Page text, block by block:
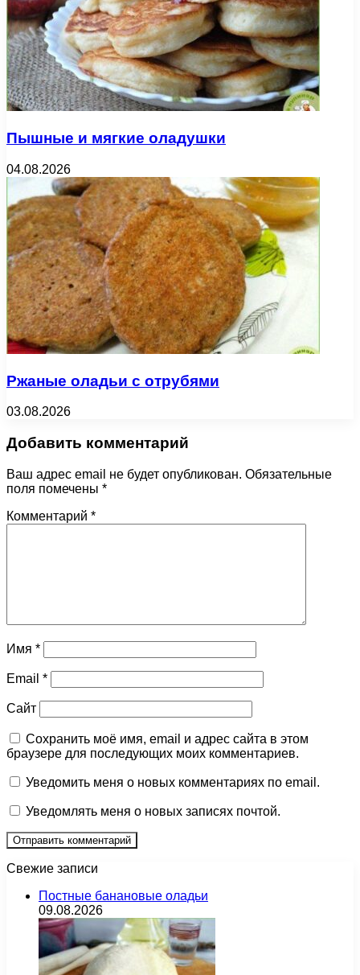
Пышные и мягкие оладушки
04.08.2026
Ржаные оладьи с отрубями
03.08.2026
Добавить комментарий
Ваш адрес email не будет опубликован. Обязательные
поля помечены *
Комментарий *
Имя *
Email *
Сайт
Сохранить моё имя, email и адрес сайта в этом
браузере для последующих моих комментариев.
Уведомить меня о новых комментариях по email.
Уведомлять меня о новых записях почтой.
Свежие записи
Постные банановые оладьи
09.08.2026